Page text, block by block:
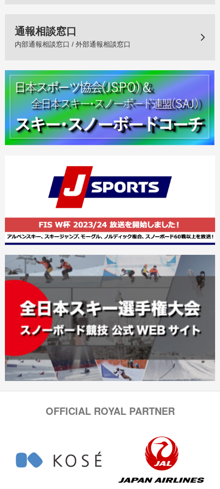
通報相談窓口
内部通報相談窓口 / 外部通報相談窓口
OFFICIAL ROYAL PARTNER